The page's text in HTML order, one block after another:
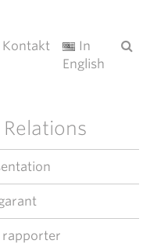
Kontakt
In
English
rapporter